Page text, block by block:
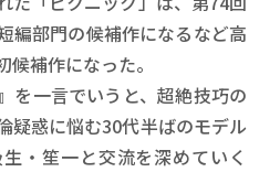
編部門の候補作になるなど高
補作になった。
を一言でいうと、超絶技巧の
疑惑に悩む30代半ばのモデル
・笙一と交流を深めていく